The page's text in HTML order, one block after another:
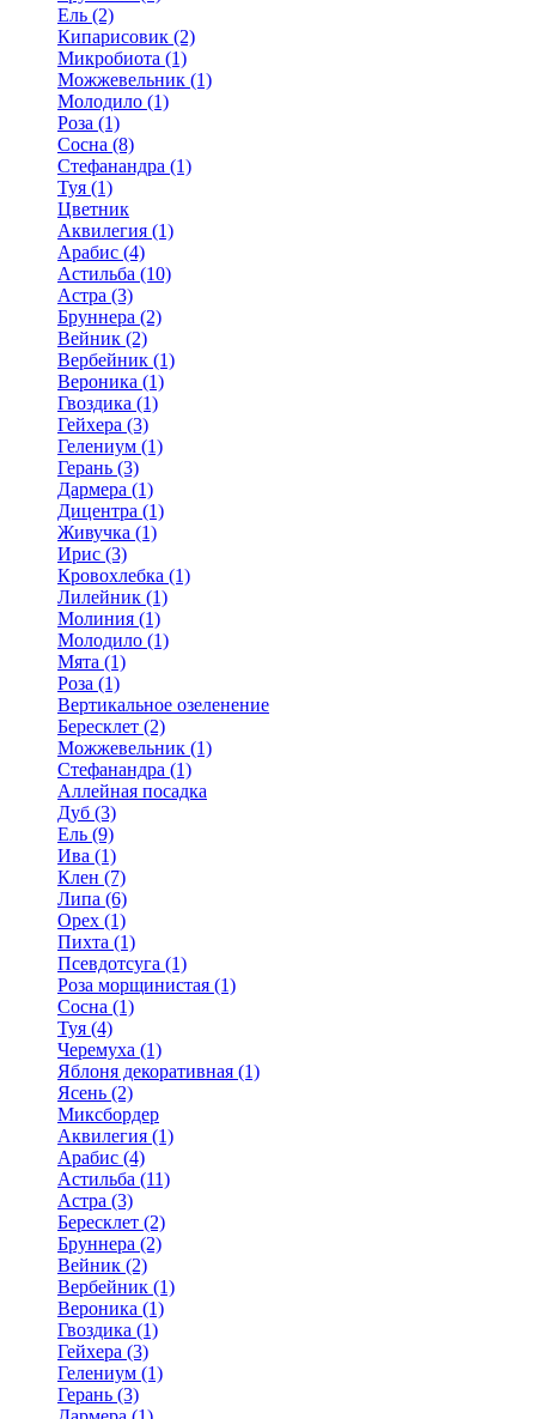
Ель (2)
Кипарисовик (2)
Микробиота (1)
Можжевельник (1)
Молодило (1)
Роза (1)
Сосна (8)
Стефанандра (1)
Туя (1)
Цветник
Аквилегия (1)
Арабис (4)
Астильба (10)
Астра (3)
Бруннера (2)
Вейник (2)
Вербейник (1)
Вероника (1)
Гвоздика (1)
Гейхера (3)
Гелениум (1)
Герань (3)
Дармера (1)
Дицентра (1)
Живучка (1)
Ирис (3)
Кровохлебка (1)
Лилейник (1)
Молиния (1)
Молодило (1)
Мята (1)
Роза (1)
Вертикальное озеленение
Бересклет (2)
Можжевельник (1)
Стефанандра (1)
Аллейная посадка
Дуб (3)
Ель (9)
Ива (1)
Клен (7)
Липа (6)
Орех (1)
Пихта (1)
Псевдотсуга (1)
Роза морщинистая (1)
Сосна (1)
Туя (4)
Черемуха (1)
Яблоня декоративная (1)
Ясень (2)
Миксбордер
Аквилегия (1)
Арабис (4)
Астильба (11)
Астра (3)
Бересклет (2)
Бруннера (2)
Вейник (2)
Вербейник (1)
Вероника (1)
Гвоздика (1)
Гейхера (3)
Гелениум (1)
Герань (3)